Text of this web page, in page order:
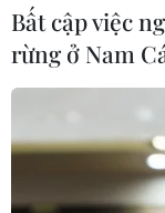
Bất cập việc
rừng ở Nam